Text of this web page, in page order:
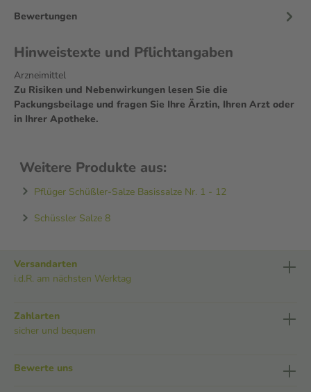
Bewertungen
Hinweistexte und Pflichtangaben
Arzneimittel
Zu Risiken und Nebenwirkungen lesen Sie die
Packungsbeilage und fragen Sie Ihre Ärztin, Ihren Arzt oder
in Ihrer Apotheke.
Weitere Produkte aus:
Pflüger Schüßler-Salze Basissalze Nr. 1 - 12
Schüssler Salze 8
Versandarten
i.d.R. am nächsten Werktag
Zahlarten
sicher und bequem
Bewerte uns